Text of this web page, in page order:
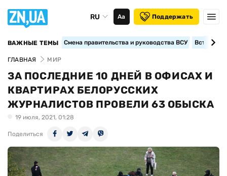
RU Аа Поддержать
ВАЖНЫЕ ТЕМЫ Смена правительства и руководства ВСУ
ГЛАВНАЯ МИР
ЗА ПОСЛЕДНИЕ 10 ДНЕЙ В ОФИСАХ И
КВАРТИРАХ БЕЛОРУССКИХ
ЖУРНАЛИСТОВ ПРОВЕЛИ 63 ОБЫСКА
19 июля, 2021, 01:28
Поделиться